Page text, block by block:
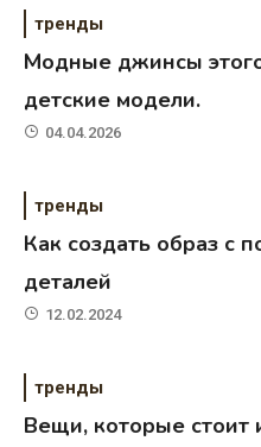
тренды
Модные джинсы
детские модели.
04.04.2026
тренды
Как создать образ с
деталей
12.02.2024
тренды
Вещи, которые стоит